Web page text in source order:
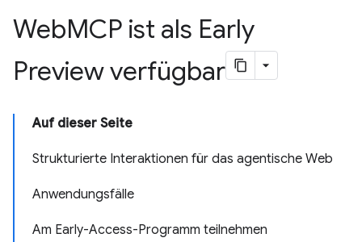
WebMCP ist als Early
Preview verfügbar
Auf dieser Seite
Strukturierte Interaktionen für das agentische Web
Anwendungsfälle
Am Early-Access-Programm teilnehmen